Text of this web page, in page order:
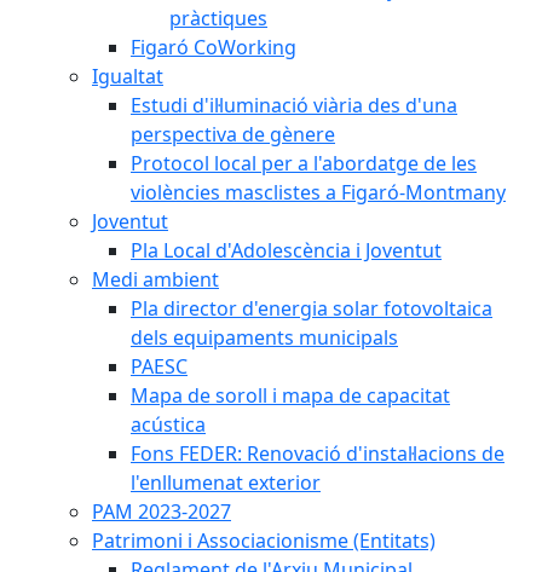
pràctiques
Figaró CoWorking
Igualtat
Estudi d'il·luminació viària des d'una
perspectiva de gènere
Protocol local per a l'abordatge de les
violències masclistes a Figaró-Montmany
Joventut
Pla Local d'Adolescència i Joventut
Medi ambient
Pla director d'energia solar fotovoltaica
dels equipaments municipals
PAESC
Mapa de soroll i mapa de capacitat
acústica
Fons FEDER: Renovació d'instal·lacions de
l'enllumenat exterior
PAM 2023-2027
Patrimoni i Associacionisme (Entitats)